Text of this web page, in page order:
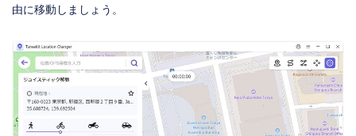
由に移動しましょう。